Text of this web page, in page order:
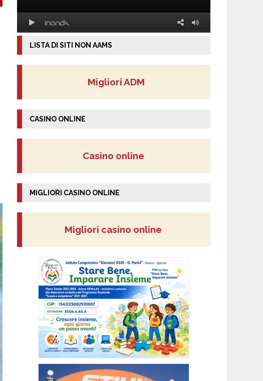
LISTA DI SITI NON AAMS
Migliori ADM
CASINO ONLINE
Casino online
MIGLIORI CASINO ONLINE
Migliori casino online